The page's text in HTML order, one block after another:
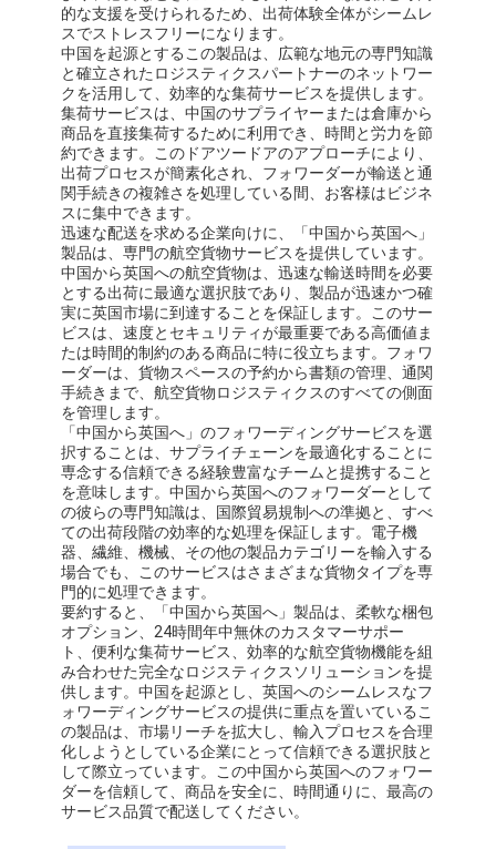
ホーム
製品
企業情報
会社案内
品質管理
お問い合わせ
今雑談しなさい
国際的な貨物Forward
的な支援を受けられるため、出荷体験全体がシームレ
スでストレスフリーになります。
中国を起源とするこの製品は、広範な地元の専門知識
と確立されたロジスティクスパートナーのネットワー
クを活用して、効率的な集荷サービスを提供します。
集荷サービスは、中国のサプライヤーまたは倉庫から
商品を直接集荷するために利用でき、時間と労力を節
約できます。このドアツードアのアプローチにより、
出荷プロセスが簡素化され、フォワーダーが輸送と通
関手続きの複雑さを処理している間、お客様はビジネ
スに集中できます。
迅速な配送を求める企業向けに、「中国から英国へ」
製品は、専門の航空貨物サービスを提供しています。
中国から英国への航空貨物は、迅速な輸送時間を必要
とする出荷に最適な選択肢であり、製品が迅速かつ確
実に英国市場に到達することを保証します。このサー
ビスは、速度とセキュリティが最重要である高価値ま
たは時間的制約のある商品に特に役立ちます。フォワ
ーダーは、貨物スペースの予約から書類の管理、通関
手続きまで、航空貨物ロジスティクスのすべての側面
を管理します。
「中国から英国へ」のフォワーディングサービスを選
択することは、サプライチェーンを最適化することに
専念する信頼できる経験豊富なチームと提携すること
を意味します。中国から英国へのフォワーダーとして
の彼らの専門知識は、国際貿易規制への準拠と、すべ
ての出荷段階の効率的な処理を保証します。電子機
器、繊維、機械、その他の製品カテゴリーを輸入する
場合でも、このサービスはさまざまな貨物タイプを専
門的に処理できます。
要約すると、「中国から英国へ」製品は、柔軟な梱包
オプション、24時間年中無休のカスタマーサポー
ト、便利な集荷サービス、効率的な航空貨物機能を組
み合わせた完全なロジスティクスソリューションを提
供します。中国を起源とし、英国へのシームレスなフ
ォワーディングサービスの提供に重点を置いているこ
の製品は、市場リーチを拡大し、輸入プロセスを合理
化しようとしている企業にとって信頼できる選択肢と
して際立っています。この中国から英国へのフォワー
ダーを信頼して、商品を安全に、時間通りに、最高の
サービス品質で配送してください。